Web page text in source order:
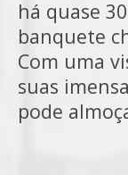
há quase
banquete
Com uma
suas
pode